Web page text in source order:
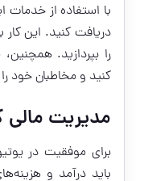
با استفاده از
دریافت کنید. این
را بپردازید.
کنید و مخاطبان خود
مدیریت مالی
برای موفقیت در
باید درآمد و